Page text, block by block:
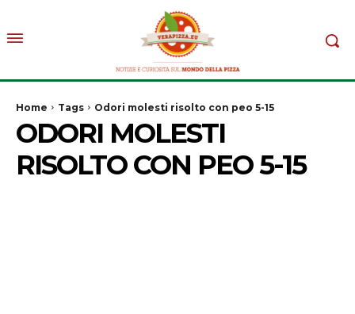
Home Tags Odori molesti risolto con peo 5-15
ODORI MOLESTI
RISOLTO CON PEO 5-15